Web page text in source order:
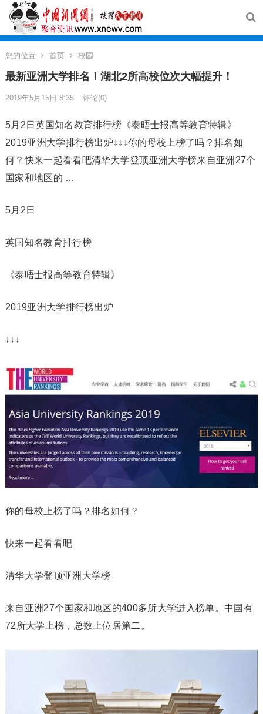
您的位置 首页 校园
最新亚洲大学排名！湖北2所高校位次大幅提升！
2019年5月15日 8:35 评论(0)
5月2日英国知名教育排行榜《泰晤士报高等教育特辑》
2019亚洲大学排行榜出炉↓↓↓你的母校上榜了吗？排名如
何？快来一起看看吧清华大学登顶亚洲大学榜来自亚洲27个
国家和地区的 …
5月2日
英国知名教育排行榜
《泰晤士报高等教育特辑》
2019亚洲大学排行榜出炉
↓↓↓
你的母校上榜了吗？排名如何？
快来一起看看吧
清华大学登顶亚洲大学榜
来自亚洲27个国家和地区的400多所大学进入榜单。中国有
72所大学上榜，总数上位居第二。